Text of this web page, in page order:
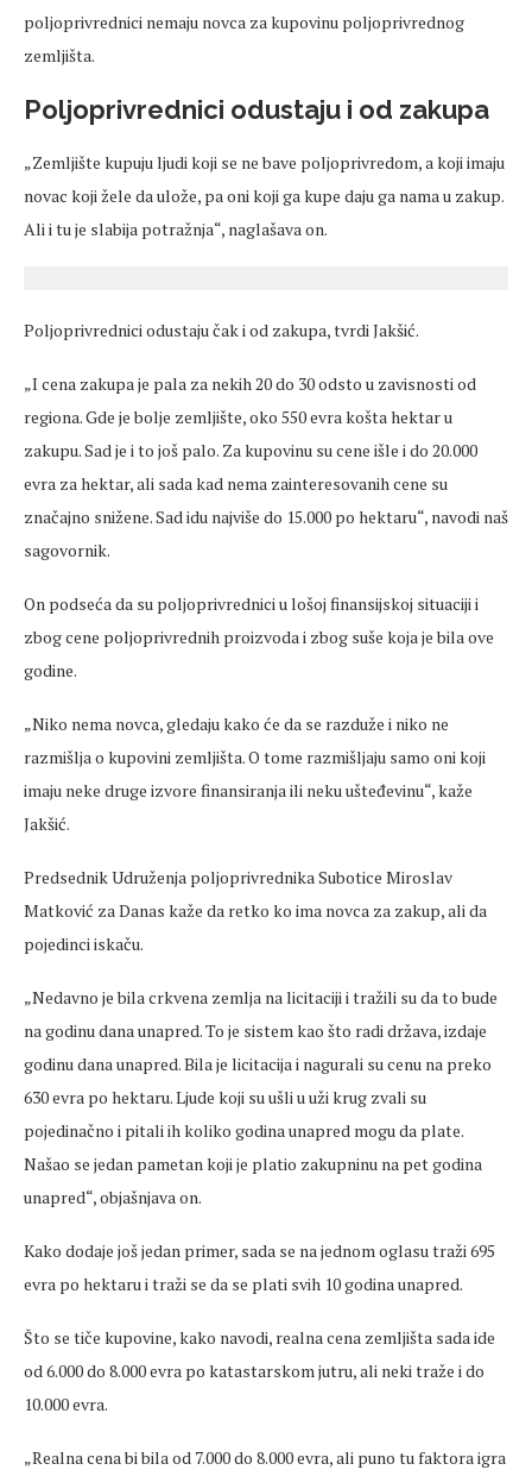
poljoprivrednici nemaju novca za kupovinu poljoprivrednog
zemljišta.
Poljoprivrednici odustaju i od zakupa
„Zemljište kupuju ljudi koji se ne bave poljoprivredom, a koji imaju
novac koji žele da ulože, pa oni koji ga kupe daju ga nama u zakup.
Ali i tu je slabija potražnja“, naglašava on.
Poljoprivrednici odustaju čak i od zakupa, tvrdi Jakšić.
„I cena zakupa je pala za nekih 20 do 30 odsto u zavisnosti od
regiona.Gde je bolje zemljište, oko 550 evra košta hektar u
zakupu. Sad je i to još palo. Za kupovinu su cene išle i do 20.000
evra za hektar, ali sada kad nema zainteresovanih cene su
značajno snižene. Sad idu najviše do 15.000 po hektaru“, navodi naš
sagovornik.
On podseća da su poljoprivrednici u lošoj finansijskoj situaciji i
zbogcene poljoprivrednih proizvoda i zbog suše koja je bila ove
godine.
„Niko nema novca, gledaju kako će da se razduže i niko ne
razmišlja o kupovini zemljišta. O tome razmišljaju samo oni koji
imaju neke druge izvore finansiranja ili neku ušteđevinu“, kaže
Jakšić.
PredsednikUdruženja poljoprivrednika Subotice Miroslav
Matković za Danas kaže da retko ko ima novca za zakup, ali da
pojedinci iskaču.
„Nedavno je bila crkvena zemlja na licitaciji i tražili su da to bude
na godinu dana unapred. To je sistem kao što radi država, izdaje
godinu dana unapred. Bila je licitacija i nagurali su cenu na preko
630 evra po hektaru.Ljude koji su ušli u uži krug zvali su
pojedinačno i pitali ih koliko godina unapred mogu da plate.
Našao se jedan pametan koji je platio zakupninu na pet godina
unapred“, objašnjava on.
Kako dodaje još jedan primer, sada se na jednom oglasu traži 695
evra po hektaru i traži se da se plati svih 10 godina unapred.
Što se tiče kupovine, kako navodi, realna cena zemljišta sada ide
od 6.000 do 8.000 evra po katastarskom jutru, ali neki traže i do
10.000 evra.
„Realna cenabi bila od 7.000 do 8.000 evra, ali puno tu faktora igra